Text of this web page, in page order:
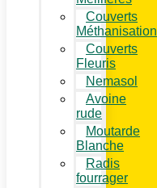
Couverts
Méthanisation
Couverts
Fleuris
Nemasol
Avoine
rude
Moutarde
Blanche
Radis
fourrager